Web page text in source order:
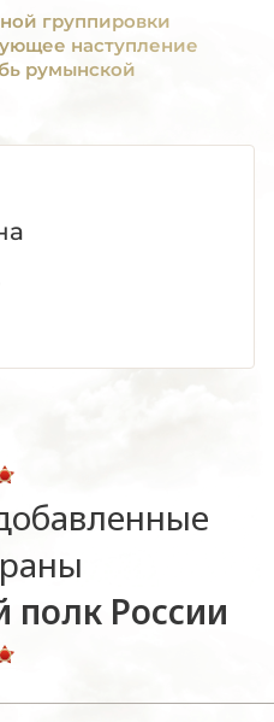
группировки
наступление
румынской
полк России